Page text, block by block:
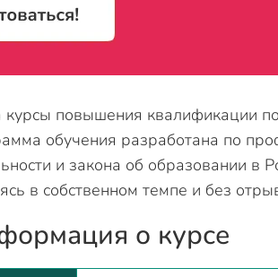
повышения квалификации
обучения разработана по
и закона об образовании в
в собственном темпе и без
о курсе